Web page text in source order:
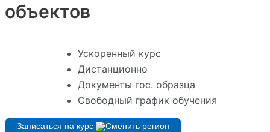
объектов
Ускоренный курс
Дистанционно
Документы гос. образца
Свободный график обучения
Записаться на курс